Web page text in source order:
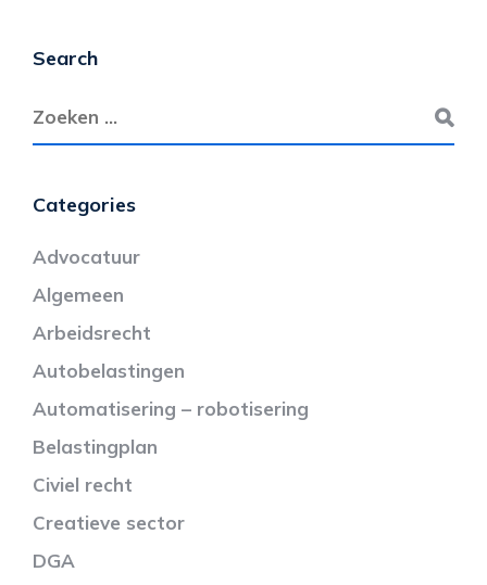
Search
Categories
Advocatuur
Algemeen
Arbeidsrecht
Autobelastingen
Automatisering – robotisering
Belastingplan
Civiel recht
Creatieve sector
DGA